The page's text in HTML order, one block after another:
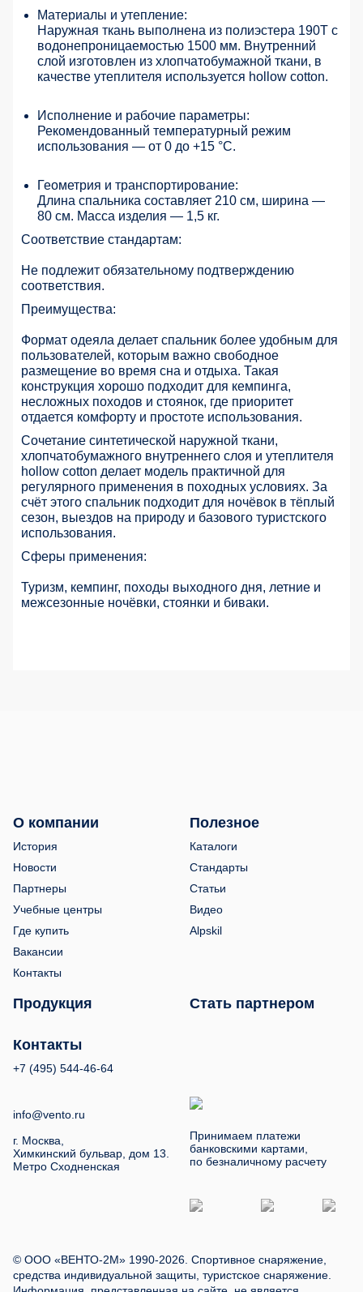
Материалы и утепление:
Наружная ткань выполнена из полиэстера 190T с
водонепроницаемостью 1500 мм. Внутренний
слой изготовлен из хлопчатобумажной ткани, в
качестве утеплителя используется hollow cotton.
Исполнение и рабочие параметры:
Рекомендованный температурный режим
использования — от 0 до +15 °C.
Геометрия и транспортирование:
Длина спальника составляет 210 см, ширина —
80 см. Масса изделия — 1,5 кг.
Соответствие стандартам:
Не подлежит обязательному подтверждению
соответствия.
Преимущества:
Формат одеяла делает спальник более удобным для
пользователей, которым важно свободное
размещение во время сна и отдыха. Такая
конструкция хорошо подходит для кемпинга,
несложных походов и стоянок, где приоритет
отдается комфорту и простоте использования.
Сочетание синтетической наружной ткани,
хлопчатобумажного внутреннего слоя и утеплителя
hollow cotton делает модель практичной для
регулярного применения в походных условиях. За
счёт этого спальник подходит для ночёвок в тёплый
сезон, выездов на природу и базового туристского
использования.
Сферы применения:
Туризм, кемпинг, походы выходного дня, летние и
межсезонные ночёвки, стоянки и биваки.
О компании
История
Новости
Партнеры
Учебные центры
Где купить
Вакансии
Контакты
Полезное
Каталоги
Стандарты
Статьи
Видео
Alpskil
Продукция Стать партнером
Контакты
+7 (495) 544-46-64
info@vento.ru
г. Москва,
Химкинский бульвар, дом 13.
Метро Сходненская
Принимаем платежи
банковскими картами,
по безналичному расчету
© ООО «ВЕНТО-2М» 1990-2026. Спортивное снаряжение,
средства индивидуальной защиты, туристское снаряжение.